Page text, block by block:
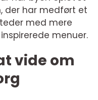
der har medført et
med mere
menuer.
vide om